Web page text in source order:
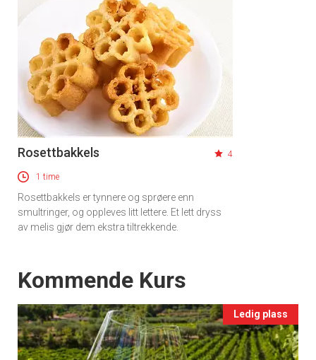
Rosettbakkels 4
1 time
Rosettbakkels er tynnere og sprøere enn
smultringer, og oppleves litt lettere. Et lett dryss
av melis gjør dem ekstra tiltrekkende.
Events
Kommende Kurs
Ledig plass